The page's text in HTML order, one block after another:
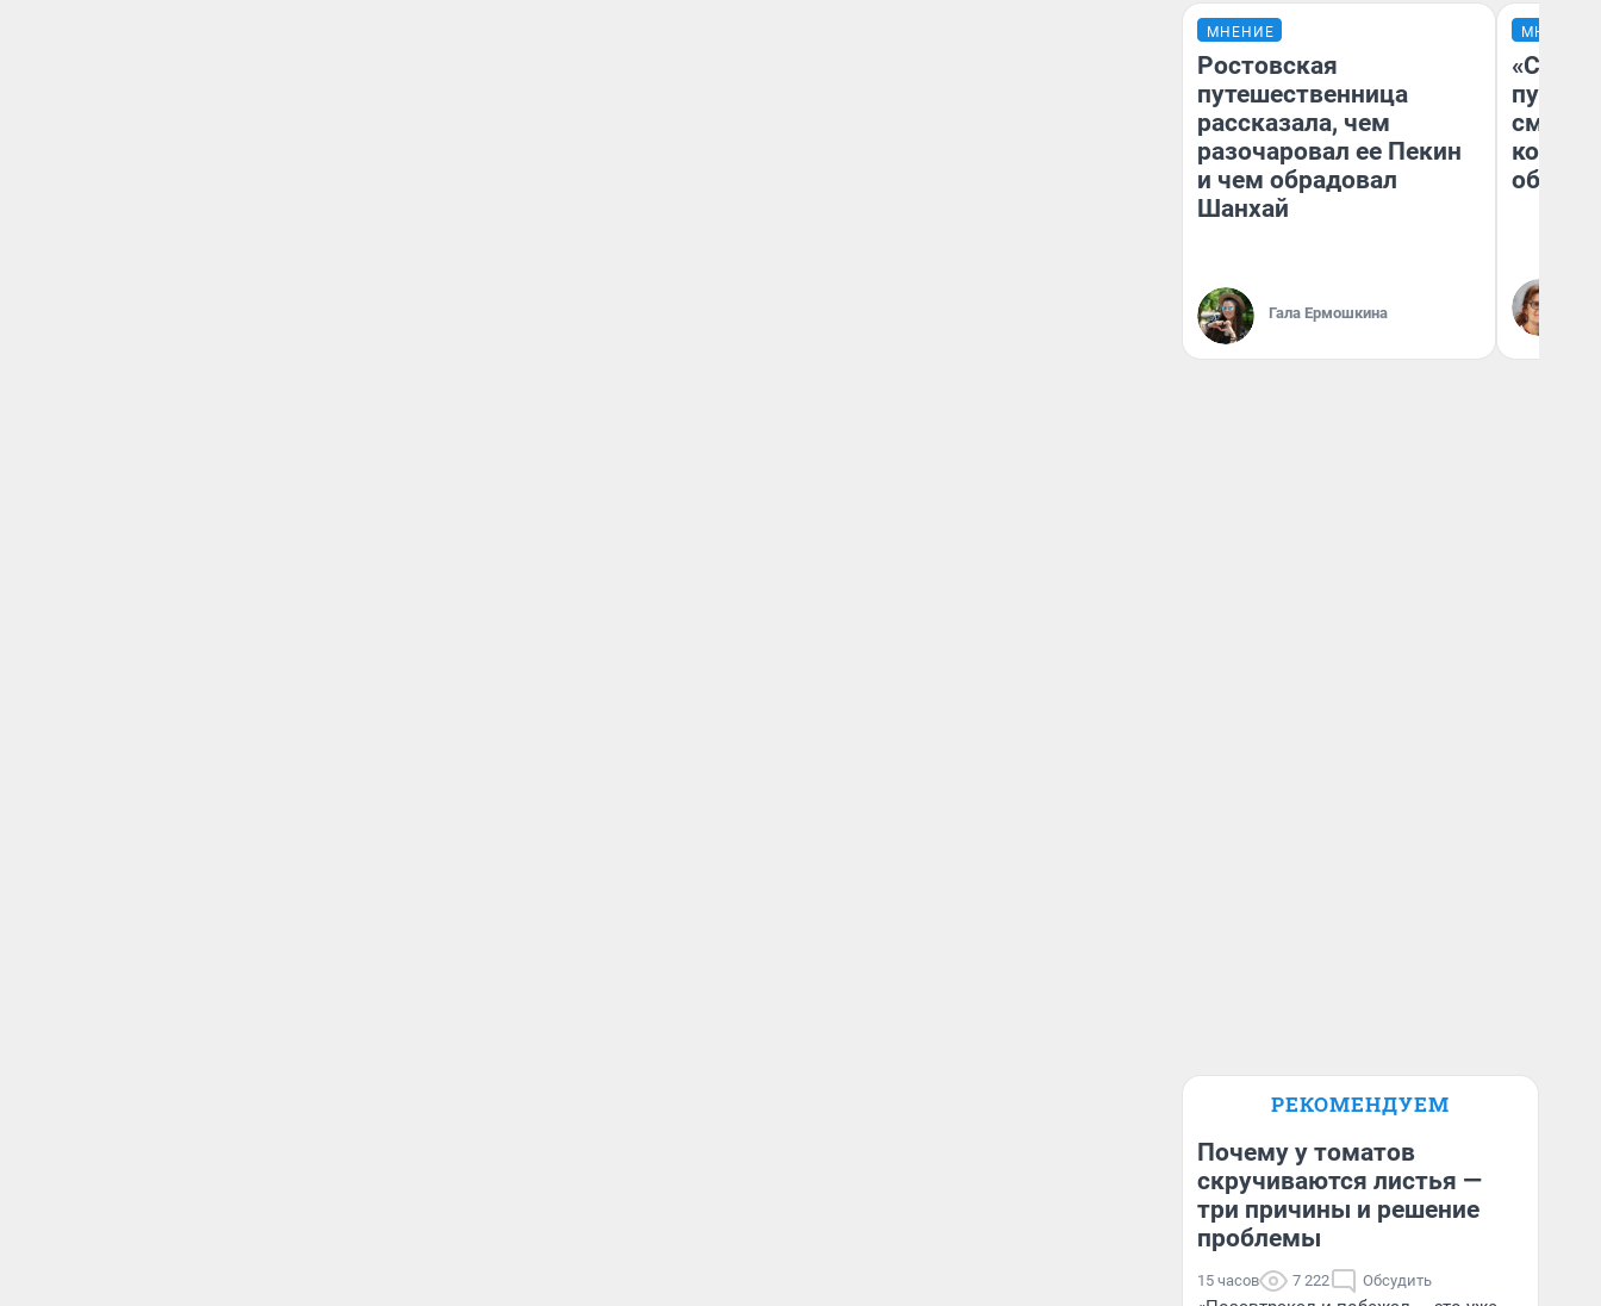
МНЕНИЕ
Ростовская
путешественница
рассказала, чем
разочаровал ее Пекин
и чем обрадовал
Шанхай
Гала Ермошкина
МНЕНИЕ
РЕКОМЕНДУЕМ
Почему у томатов
скручиваются листья —
три причины и решение
проблемы
15 часов 7 222 Обсудить